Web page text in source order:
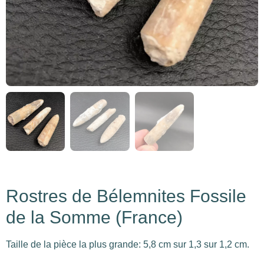
Rostres de Bélemnites Fossile
de la Somme (France)
Taille de la pièce la plus grande: 5,8 cm sur 1,3 sur 1,2 cm.